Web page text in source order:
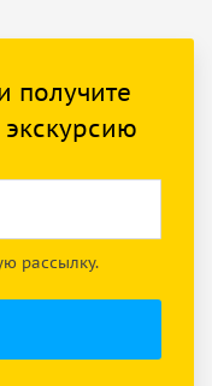
получите
рассылку.